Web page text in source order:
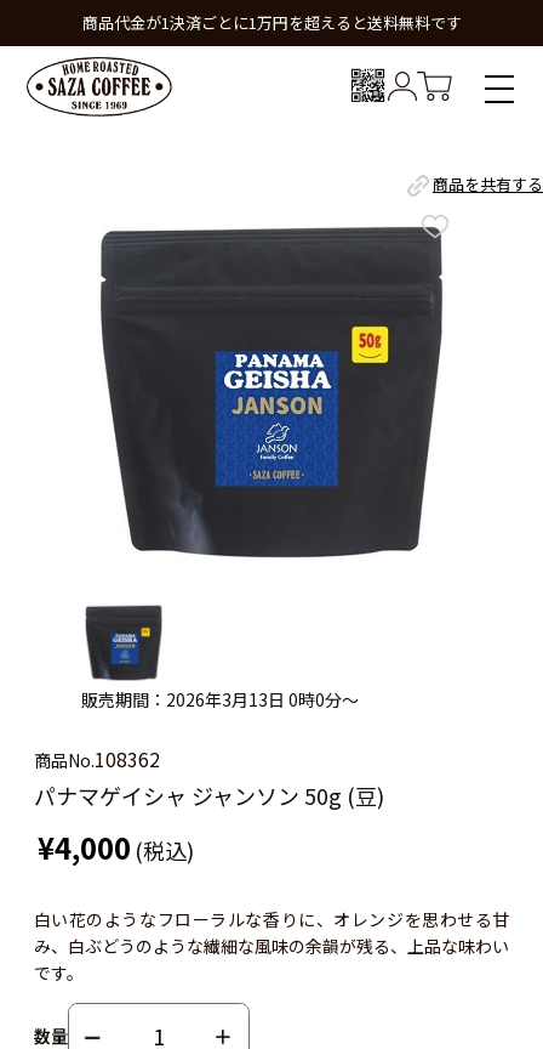
商品代金が1決済ごとに1万円を超えると送料無料です
商品を共有する
販売期間：2026年3月13日 0時0分～
商品No.108362
パナマゲイシャ ジャンソン 50g (豆)
¥4,000 (税込)
白い花のようなフローラルな香りに、オレンジを思わせる甘
み、白ぶどうのような繊細な風味の余韻が残る、上品な味わい
です。
数量